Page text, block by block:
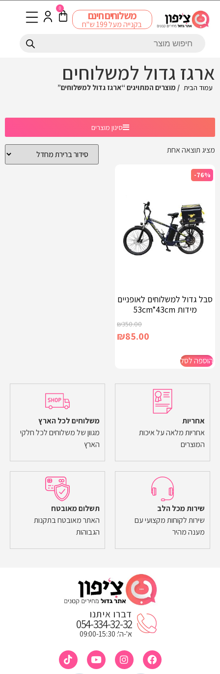
משלוחים חינם
בקנייה מעל 199 ש"ח
0
ארגז גדול למשלוחים
עמוד הבית / מוצרים המתויגים “ארגז גדול למשלוחים”
סינון מוצרים
מציג תוצאה אחת
-76%
סבל גדול למשלוחים לאופניים
מידות 53cm*43cm
₪350.00
₪85.00
הוספה לסל
אחריות
אחריות מלאה על איכות
המוצרים
משלוחים לכל הארץ
מגוון של משלוחים לכל חלקי
הארץ
שירות מכל הלב
שירות לקוחות מקצועי עם
מענה מהיר
תשלום מאובטח
האתר מאובטח בתקנות
הגבוהות
דברו איתנו
054-334-32-32
א'-ה': 09:00-15:30